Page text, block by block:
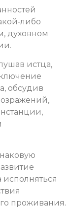
духовном
истца,
обсудив
исполняться
проживания.